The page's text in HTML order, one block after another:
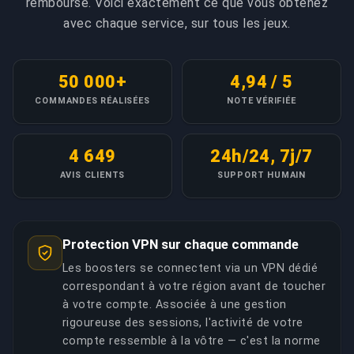
COPIER LE LIEN
avec chaque service, sur tous les jeux.
COMMANDES RÉALISÉES
50 000+
NOTE VÉRIFIÉE
4,94 / 5
AVIS CLIENTS
4 649
SUPPORT HUMAIN
24h/24, 7j/7
Protection VPN sur chaque commande
Les boosters se connectent via un VPN dédié
correspondant à votre région avant de toucher
à votre compte. Associée à une gestion
rigoureuse des sessions, l'activité de votre
compte ressemble à la vôtre — c'est la norme